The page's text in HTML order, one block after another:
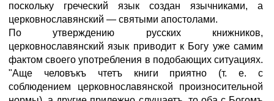
поскольку греческий язык создан язычниками, а
церковнославянский — святыми апостолами.
По утверждению русских книжников,
церковнославянский язык приводит к Богу уже самим
фактом своего употребления в подобающих ситуациях.
"Аще человъкъ чтетъ книги приятно (т. е. с
соблюдением церковнославянской произносительной